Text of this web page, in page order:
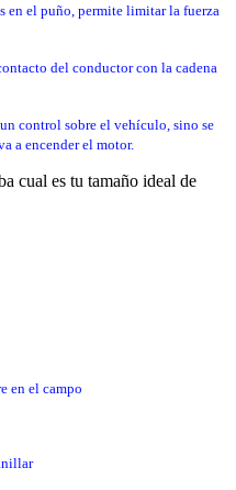
en el puño, permite limitar la fuerza
del conductor con la cadena
control sobre el vehículo, sino se
a encender el motor.
en el campo